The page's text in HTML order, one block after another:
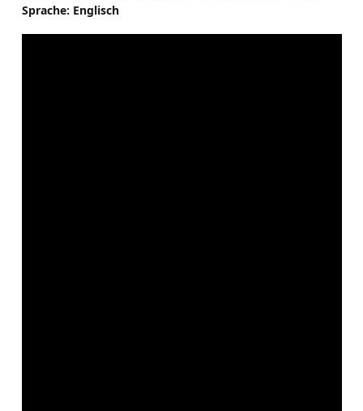
Sprache: Englisch